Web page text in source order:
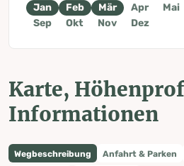
Jan
Feb Mär Apr Mai
Sep
Okt Nov Dez
Karte,
Informationen
Wegbeschreibung Anfahrt & Parken